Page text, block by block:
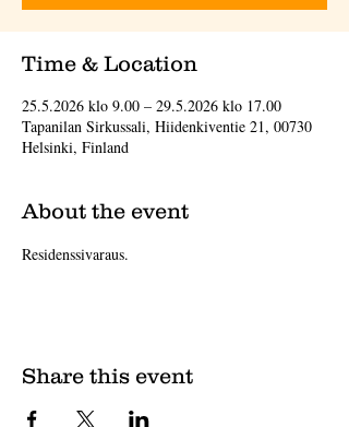
Time & Location
25.5.2026 klo 9.00 – 29.5.2026 klo 17.00
Tapanilan Sirkussali, Hiidenkiventie 21, 00730
Helsinki, Finland
About the event
Residenssivaraus.
Share this event